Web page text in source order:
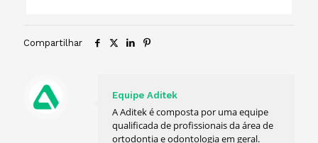
Compartilhar
Equipe Aditek
A Aditek é composta por uma equipe
qualificada de profissionais da área de
ortodontia e odontologia em geral.